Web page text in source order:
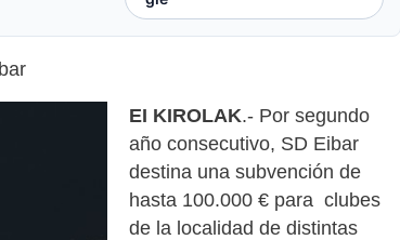
EI KIROLAK.- Por segundo
año consecutivo, SD Eibar
destina una subvención de
hasta 100.000 € para clubes
de la localidad de distintas